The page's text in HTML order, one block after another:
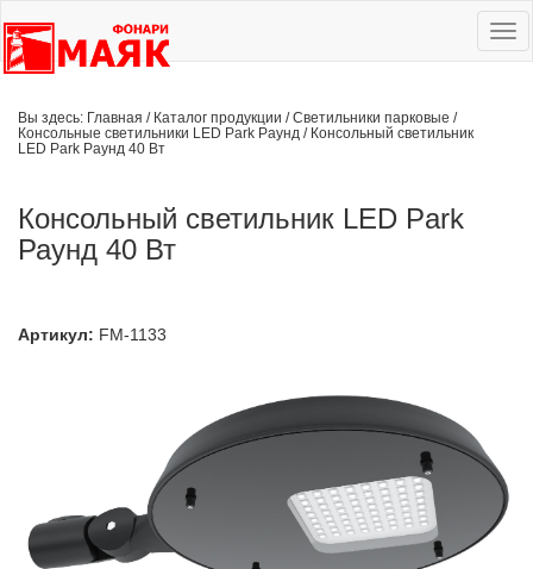
Вы здесь: Главная / Каталог продукции /Светильники парковые /
Консольные светильники LED Park Раунд / Консольный светильник
LED Park Раунд 40 Вт
Консольный светильник LED Park
Раунд 40 Вт
Артикул: FM-1133